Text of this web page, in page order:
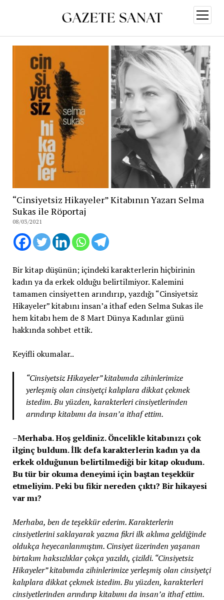
aç
“Cinsiyetsiz Hikayeler” Kitabının Yazarı Selma
Sukas ile Röportaj
08/03/2021
Bir kitap düşünün; içindeki karakterlerin hiçbirinin
kadın ya da erkek olduğu belirtilmiyor. Kalemini
tamamen cinsiyetten arındırıp, yazdığı “Cinsiyetsiz
Hikayeler” kitabını insan’a ithaf eden Selma Sukas ile
hem kitabı hem de 8 Mart Dünya Kadınlar günü
hakkında sohbet ettik.
Keyifli okumalar..
“Cinsiyetsiz Hikayeler” kitabımda zihinlerimize
yerleşmiş olan cinsiyetçi kalıplara dikkat çekmek
istedim. Bu yüzden, karakterleri cinsiyetlerinden
arındırıp kitabımı da insan’a ithaf ettim.
–Merhaba. Hoş geldiniz. Öncelikle kitabınızı çok
ilginç buldum. İlk defa karakterlerin kadın ya da
erkek olduğunun belirtilmediği bir kitap okudum.
Bu tür bir okuma deneyimi için baştan teşekkür
etmeliyim. Peki bu fikir nereden çıktı? Bir hikayesi
var mı?
Merhaba, ben de teşekkür ederim. Karakterlerin
cinsiyetlerini saklayarak yazma fikri ilk aklıma geldiğinde
oldukça heyecanlanmıştım. Cinsiyet üzerinden yaşanan
birtakım haksızlıklar çokça yazıldı, çizildi. “Cinsiyetsiz
Hikayeler” kitabımda zihinlerimize yerleşmiş olan cinsiyetçi
kalıplara dikkat çekmek istedim. Bu yüzden, karakterleri
cinsiyetlerinden arındırıp kitabımı da insan’a ithaf ettim.